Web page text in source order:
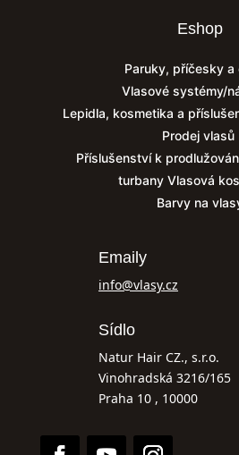
Eshop
Paruky, příčesky a
Vlasové systémy/
Lepidla, kosmetika a
Prodej vlasů
Příslušenství k
turbany Vlasová
Barvy na
Emaily
info@vlasy.cz
Sídlo
Natur Hair CZ., s.r.o.
Vinohradská 3216/165
Praha 10 , 10000